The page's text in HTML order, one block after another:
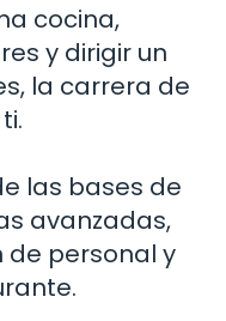
cocina,
y dirigir un
la carrera de
las bases de
avanzadas,
de personal y